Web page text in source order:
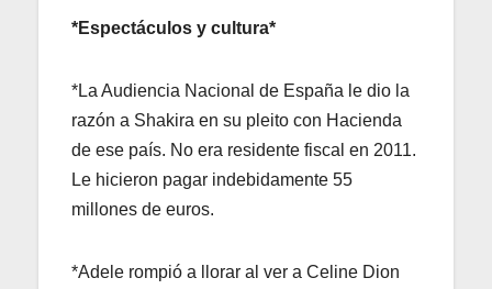
*Espectáculos y cultura*
*La Audiencia Nacional de España le dio la
razón a Shakira en su pleito con Hacienda
de ese país. No era residente fiscal en 2011.
Le hicieron pagar indebidamente 55
millones de euros.
*Adele rompió a llorar al ver a Celine Dion